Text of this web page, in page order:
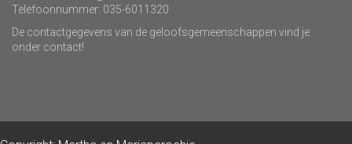
Telefoonnummer: 035-6011320
De contactgegevens van de geloofsgemeenschappen vind je
onder contact!